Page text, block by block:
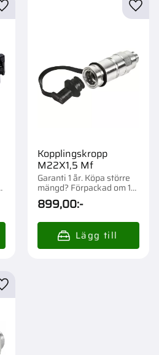
Lägg till i favoriter
Kopplingskropp
M22X1,5 Mf
Garanti 1 år. Köpa större
mängd? Förpackad om 1
st.
899,00:-
Lägg till i favoriter